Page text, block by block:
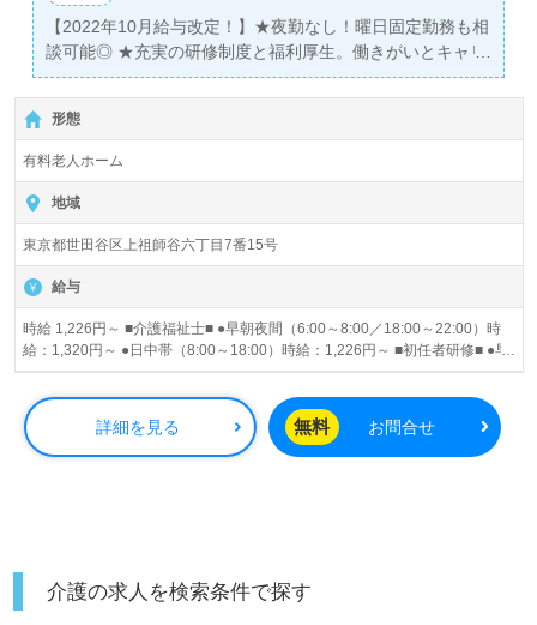
【2022年10月給与改定！】★夜勤なし！曜日固定勤務も相
談可能◎ ★充実の研修制度と福利厚生。働きがいとキャリ
アアップの両立を目指せる職場です！ ★家事や育児と両立
しながら活躍するスタッフが多数★ ■施設見学も随時受付
中。お気軽にお問い合わせください。
形態
有料老人ホーム
地域
東京都世田谷区上祖師谷六丁目7番15号
給与
時給 1,226円～ ■介護福祉士■ ●早朝夜間（6:00～8:00／18:00～22:00）時
給：1,320円～ ●日中帯（8:00～18:00）時給：1,226円～ ■初任者研修■ ●早
朝夜間（6:00～8:00／18:00～22:00）時給：1,226円～ ●日中帯（8:00～
詳細を見る 無料 お問合せ
介護の求人を検索条件で探す